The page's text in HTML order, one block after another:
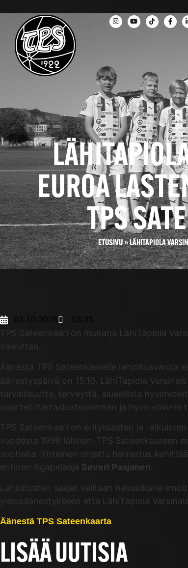
EUROA
TPS
ETUSIVU»LÄHITAPIOLA
03.10.2025 15:35
TPS Sateenkaari on mukana LähiTapiola
vaikuttaa.
Äänestä TPS Sateenkaarelle lahjoitusvaroja
äänestyspäivä on 15.10. LähiTapiola
turvallisuutta, terveyttä, alueellista
nuorten harrastustoiminnan ja hyvinvoinnin
TPS Sateenkaari on erityislasten ja -
vuodesta 1998 lähtien. TPS Sateenkaareen
vuotiaita. Yhteinen ohjattu harrastus
entinen liigapelaaja Severi Paajanen.
Lahjoitusten saajat valitaan hakuaikana
yleisöäänestykseen että LähiTapiola
Äänestä TPS Sateenkaarta
LISÄÄ UUTISIA